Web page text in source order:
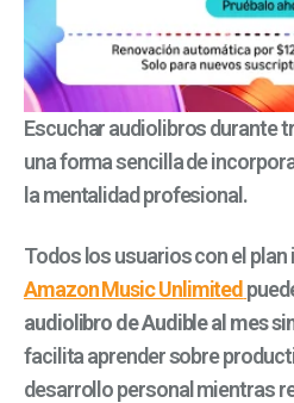
Escuchar audiolibros durante
una forma sencilla de
la mentalidad profesional.
Todos los usuarios con el plan
Amazon Music Unlimited
audiolibro de Audible al mes
facilita aprender sobre
desarrollo personal mientras